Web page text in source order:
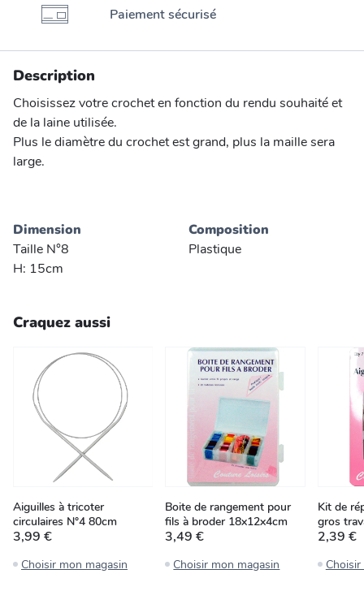
Paiement sécurisé
Description
Choisissez votre crochet en fonction du rendu souhaité et
de la laine utilisée.
Plus le diamètre du crochet est grand, plus la maille sera
large.
Dimension
Taille N°8
H: 15cm
Composition
Plastique
Craquez aussi
Aiguilles à tricoter
circulaires N°4 80cm
3,99 €
Choisir mon magasin
Boite de rangement pour
fils à broder 18x12x4cm
3,49 €
Choisir mon magasin
Kit de
gros
2,39 €